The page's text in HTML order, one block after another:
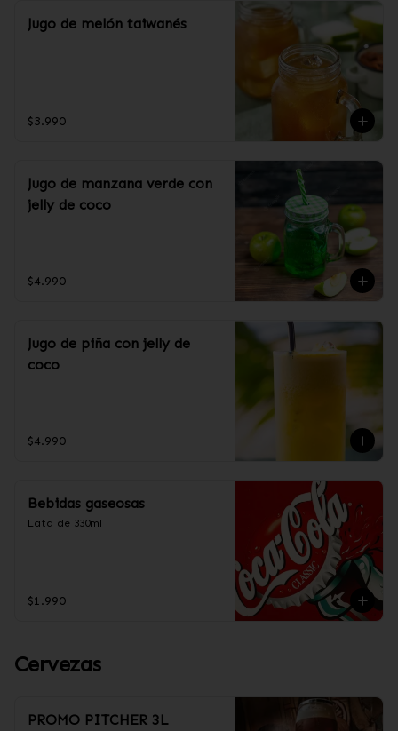
Jugo de melón taiwanés
$3.990
Jugo de manzana verde con
jelly de coco
$4.990
Jugo de piña con jelly de
coco
$4.990
Bebidas gaseosas
Lata de 330ml
$1.990
Cervezas
PROMO PITCHER 3L